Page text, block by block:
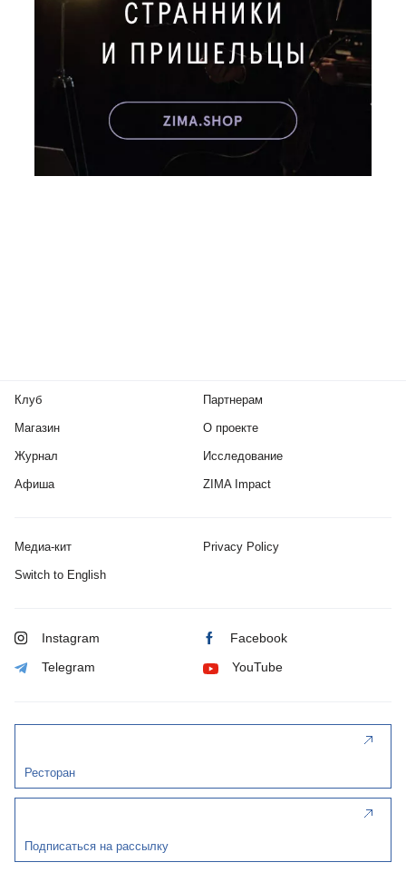
Клуб
Магазин
Журнал
Афиша
Партнерам
О проекте
Исследование
ZIMA Impact
Медиа-кит Privacy Policy
Switch to English
Instagram Facebook
Telegram YouTube
Ресторан
Подписаться на рассылку